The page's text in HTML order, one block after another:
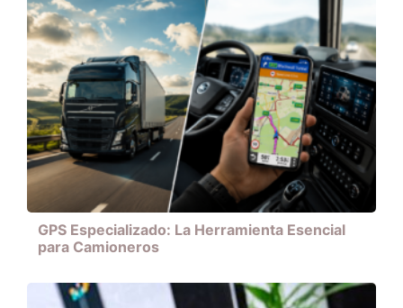
GPS Especializado: La Herramienta Esencial
para Camioneros